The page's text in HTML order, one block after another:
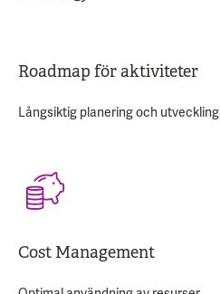
Roadmap för aktiviteter
Långsiktig planering och utveckling
Cost Management